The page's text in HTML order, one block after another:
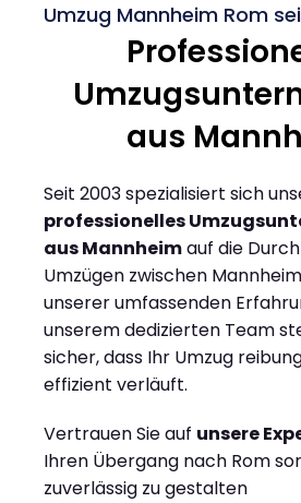
Umzug Mannheim Rom
aus
Seit 2003 spezialisiert sich
professionelles
aus Mannheimauf die
Umzügen zwischen
unserer umfassenden
unserem dedizierten Team
sicher, dass Ihr Umzug
effizient verläuft.
Vertrauen Sie auf unsere
Ihren Übergang nach Rom
zuverlässig zu gestalten